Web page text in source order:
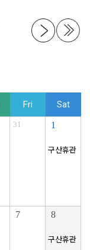
Fri Sat
31 1
구산휴관
7 8
구산휴관